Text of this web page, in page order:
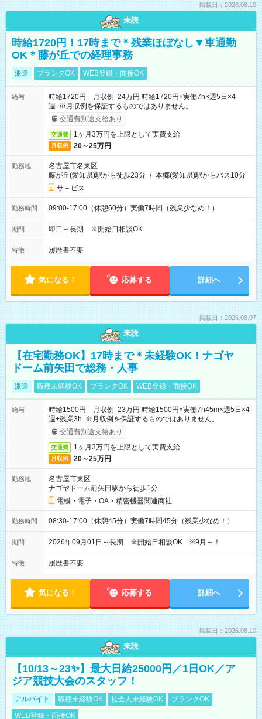
掲載日：2026.08.10
未読
時給1720円！17時まで＊残業ほぼなし▼車通勤
OK＊藤が丘での経理事務
派遣 ブランクOK WEB登録・面接OK
給与
時給1720円 月収例 24万円 時給1720円×実働7h×週5日×4
週 ※月収例を保証するものではありません。
交通費別途支給あり
交通費 1ヶ月3万円を上限として実費支給
月収例 20～25万円
勤務地
名古屋市名東区
藤が丘(愛知県)駅から徒歩23分 / 本郷(愛知県)駅からバス10分
サ－ビス
勤務時間 09:00-17:00（休憩60分）実働7時間（残業少なめ！）
期間 即日～長期 ※開始日相談OK
特徴 履歴書不要
気になる！ 応募する 詳細へ
掲載日：2026.08.07
未読
【在宅勤務OK】17時まで＊未経験OK！ナゴヤ
ドーム前矢田で総務・人事
派遣 職種未経験OK ブランクOK WEB登録・面接OK
給与
時給1500円 月収例 23万円 時給1500円×実働7h45m×週5日×4
週+残業3h ※月収例を保証するものではありません。
交通費別途支給あり
交通費 1ヶ月3万円を上限として実費支給
月収例 20～25万円
勤務地
名古屋市東区
ナゴヤドーム前矢田駅から徒歩1分
電機・電子・OA・精密機器関連商社
勤務時間 08:30-17:00（休憩45分）実働7時間45分（残業少なめ！）
期間 2026年09月01日～長期 ※開始日相談OK ※9月～！
特徴 履歴書不要
気になる！ 応募する 詳細へ
掲載日：2026.08.10
未読
【10/13～23✨】最大日給25000円／1日OK／ア
ジア競技大会のスタッフ！
アルバイト 職種未経験OK 社会人未経験OK
ブランクOK
WEB登録・面接OK